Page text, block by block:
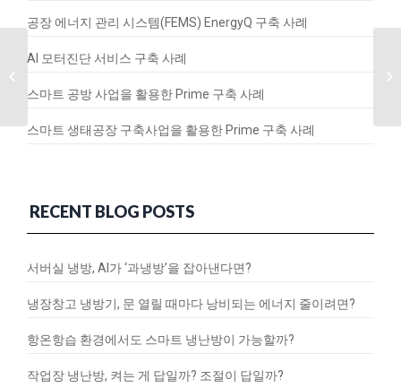
공장 에너지 관리 시스템(FEMS) EnergyQ 구축 사례
AI 모터진단 서비스 구축 사례
스마트 공방 사업을 활용한 Prime 구축 사례
스마트 생태공장 구축사업을 활용한 Prime 구축 사례
RECENT BLOG POSTS
서버실 냉방, AI가 ‘과냉방’을 잡아낸다면?
냉장창고 냉방기, 문 열릴 때마다 낭비되는 에너지 줄이려면?
항온항습 환경에서도 스마트 냉난방이 가능할까?
작업장 냉난방, 켜는 게 답일까? 조절이 답일까?
스마트 빌딩 솔루션으로
달리웍스,...